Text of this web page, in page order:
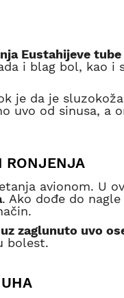
Eustahijeve
i blag bol, kao i
je da je
uvo od sinusa, a
RONJENJA
avionom. U
. Ako dođe do
zaglunuto uvo
bolest.